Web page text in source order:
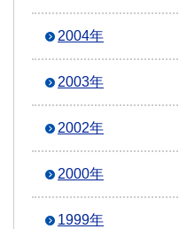
2004年
2003年
2002年
2000年
1999年